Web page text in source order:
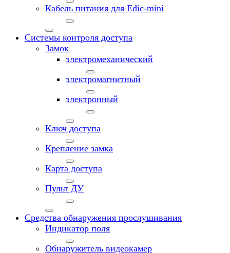
Кабель питания для Edic-mini
Системы контроля доступа
Замок
электромеханический
электромагнитный
электронный
Ключ доступа
Крепление замка
Карта доступа
Пульт ДУ
Средства обнаружения прослушивания
Индикатор поля
Обнаружитель видеокамер